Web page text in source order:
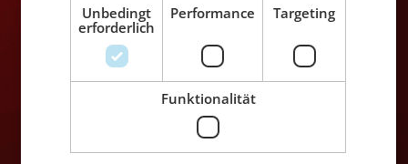
Oerlikon
St. Gallen
Ähnliche Produkte
Unbedingt
erforderlich
Performance Targeting
Funktionalität